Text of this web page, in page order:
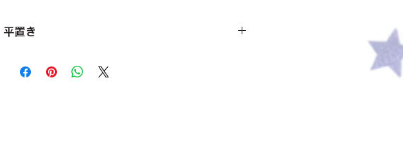
平置き
肩紐の左右の幅 24.5cm